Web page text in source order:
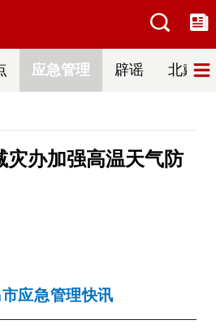
应急管理 辟谣 北戴河
灾办加强高温天气防
应急管理快讯